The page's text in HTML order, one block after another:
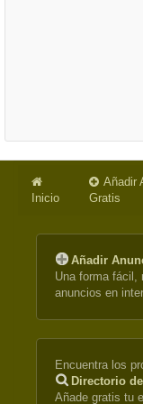
Inicio
Añadir
Gratis
Añadir
Una forma fácil,
anuncios en
Encuentra los
Directorio
Añade gratis tu